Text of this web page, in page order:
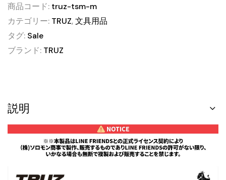
商品コード: truz-tsm-m
カテゴリー: TRUZ,文具用品
タグ: Sale
ブランド: TRUZ
説明